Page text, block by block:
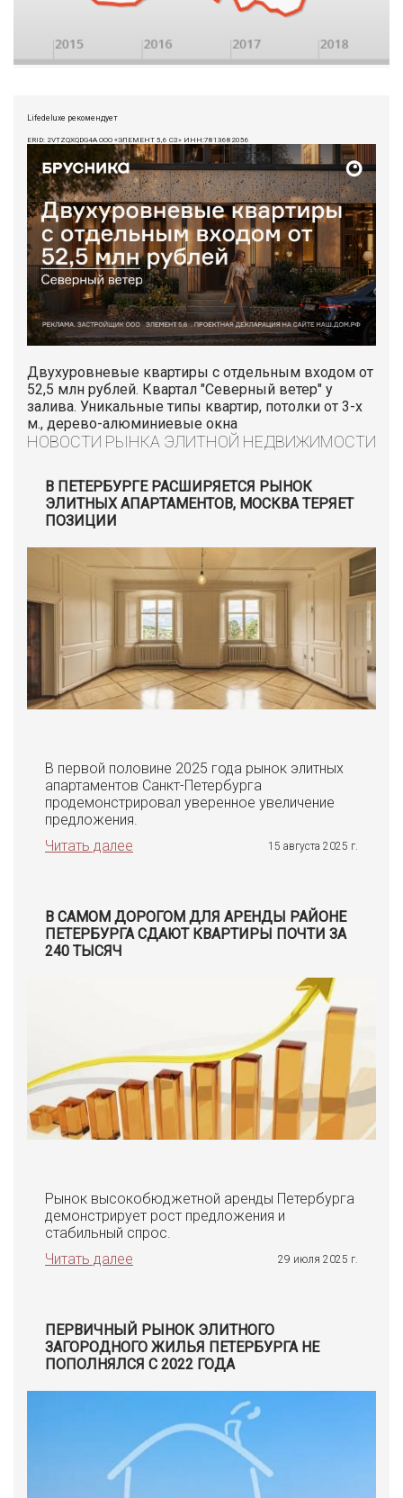
Lifedeluxe рекомендует
ERID: 2VTZQXQDG4A ООО «ЭЛЕМЕНТ 5,6 СЗ» ИНН:7813682056
Двухуровневые квартиры с отдельным входом от
52,5 млн рублей. Квартал "Северный ветер" у
залива. Уникальные типы квартир, потолки от 3-х
м., дерево-алюминиевые окна
НОВОСТИ РЫНКА ЭЛИТНОЙ НЕДВИЖИМОСТИ
В ПЕТЕРБУРГЕ РАСШИРЯЕТСЯ РЫНОК
ЭЛИТНЫХ АПАРТАМЕНТОВ, МОСКВА ТЕРЯЕТ
ПОЗИЦИИ
В первой половине 2025 года рынок элитных
апартаментов Санкт-Петербурга
продемонстрировал уверенное увеличение
предложения.
Читать далее
15 августа 2025 г.
В САМОМ ДОРОГОМ ДЛЯ АРЕНДЫ РАЙОНЕ
ПЕТЕРБУРГА СДАЮТ КВАРТИРЫ ПОЧТИ ЗА
240 ТЫСЯЧ
Рынок высокобюджетной аренды Петербурга
демонстрирует рост предложения и
стабильный спрос.
Читать далее
29 июля 2025 г.
ПЕРВИЧНЫЙ РЫНОК ЭЛИТНОГО
ЗАГОРОДНОГО ЖИЛЬЯ ПЕТЕРБУРГА НЕ
ПОПОЛНЯЛСЯ С 2022 ГОДА